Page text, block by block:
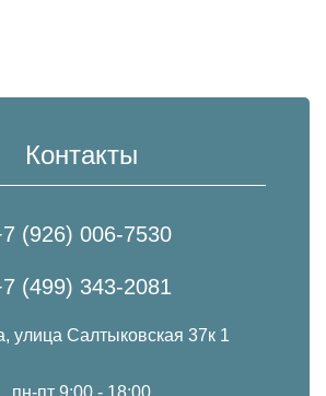
Контакты
(926) 006-7530
(499) 343-2081
улица Салтыковская 37к 1